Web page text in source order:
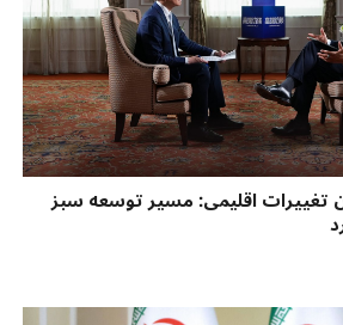
تغییرات اقلیمی: مسیر توسعه سبز